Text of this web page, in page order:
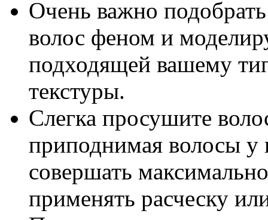
Очень важно
волос феном и
подходящей вашему
текстуры.
Слегка просушите
приподнимая волосы у
совершать
применять расческу